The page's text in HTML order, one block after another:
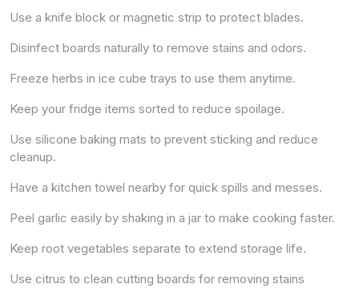
Use a knife block or magnetic strip to protect blades.
Disinfect boards naturally to remove stains and odors.
Freeze herbs in ice cube trays to use them anytime.
Keep your fridge items sorted to reduce spoilage.
Use silicone baking mats to prevent sticking and reduce
cleanup.
Have a kitchen towel nearby for quick spills and messes.
Peel garlic easily by shaking in a jar to make cooking faster.
Keep root vegetables separate to extend storage life.
Use citrus to clean cutting boards for removing stains